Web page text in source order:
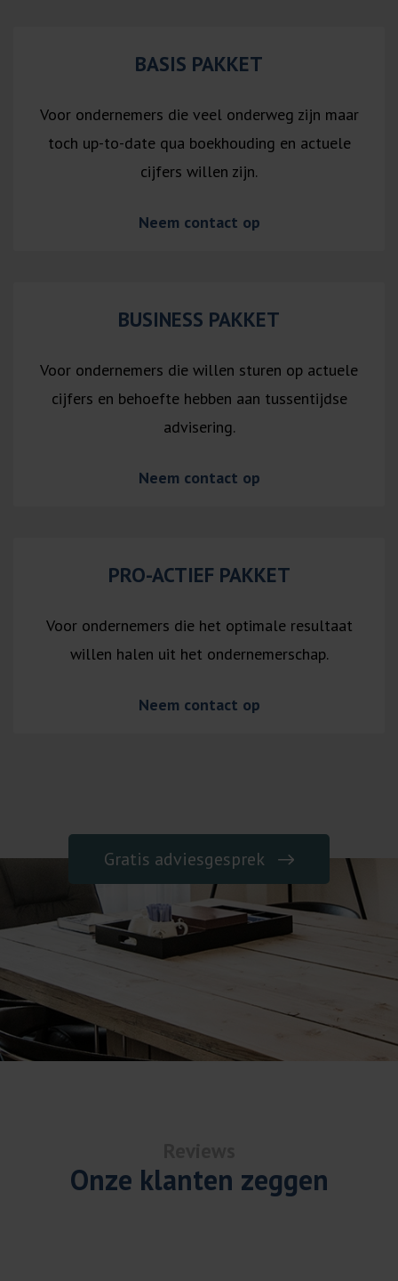
BASIS PAKKET
Voor ondernemers die veel onderweg zijn maar
toch up-to-date qua boekhouding en actuele
cijfers willen zijn.
Neem contact op
BUSINESS PAKKET
Voor ondernemers die willen sturen op actuele
cijfers en behoefte hebben aan tussentijdse
advisering.
Neem contact op
PRO-ACTIEF PAKKET
Voor ondernemers die het optimale resultaat
willen halen uit het ondernemerschap.
Neem contact op
Gratis adviesgesprek
Onze klanten zeggen